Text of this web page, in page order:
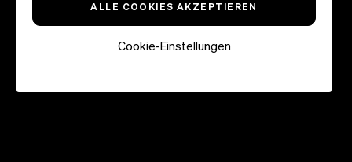
ALLE COOKIES AKZEPTIEREN
Cookie-Einstellungen